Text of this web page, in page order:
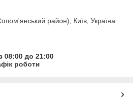
район), Київ, Україна
08:00 до 21:00
роботи